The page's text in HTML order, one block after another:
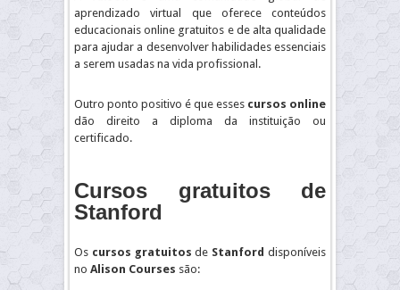
aprendizado virtual que oferece conteúdos
educacionais online gratuitos e de alta qualidade
para ajudar a desenvolver habilidades essenciais
a serem usadas na vida profissional.
Outro ponto positivo é que esses cursos online
dão direito a diploma da instituição ou
certificado.
Cursos gratuitos de
Stanford
Os cursos gratuitos de Stanford disponíveis
no Alison Courses são: